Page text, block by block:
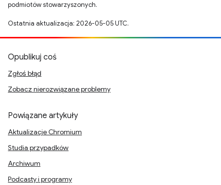
podmiotów stowarzyszonych.
Ostatnia aktualizacja: 2026-05-05 UTC.
Opublikuj coś
Zgłoś błąd
Zobacz nierozwiązane problemy
Powiązane artykuły
Aktualizacje Chromium
Studia przypadków
Archiwum
Podcasty i programy